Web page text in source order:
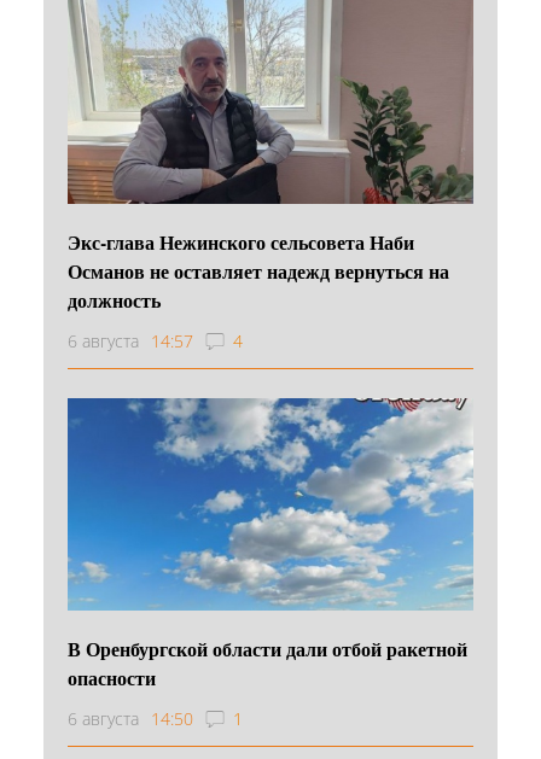
Экс-глава Нежинского сельсовета Наби
Османов не оставляет надежд вернуться на
должность
6 августа 14:57 4
В Оренбургской области дали отбой ракетной
опасности
6 августа 14:50 1